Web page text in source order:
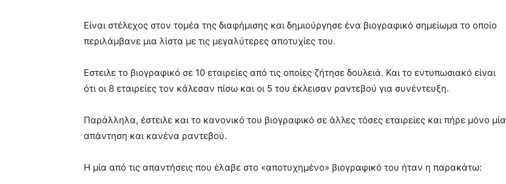
Είναι στέλεχος στον τομέα της διαφήμισης και δημιούργησε ένα βιογραφικό σημείωμα το οποίο
περιλάμβανε μια λίστα με τις μεγαλύτερες αποτυχίες του.
Εστειλε το βιογραφικό σε 10 εταιρείες από τις οποίες ζήτησε δουλειά. Και το εντυπωσιακό είναι
ότι οι 8 εταιρείες τον κάλεσαν πίσω και οι 5 του έκλεισαν ραντεβού για συνέντευξη.
Παράλληλα, έστειλε και το κανονικό του βιογραφικό σε άλλες τόσες εταιρείες και πήρε μόνο μία
απάντηση και κανένα ραντεβού.
Η μία από τις απαντήσεις που έλαβε στο «αποτυχημένο» βιογραφικό του ήταν η παρακάτω: